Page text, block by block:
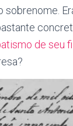
de seu